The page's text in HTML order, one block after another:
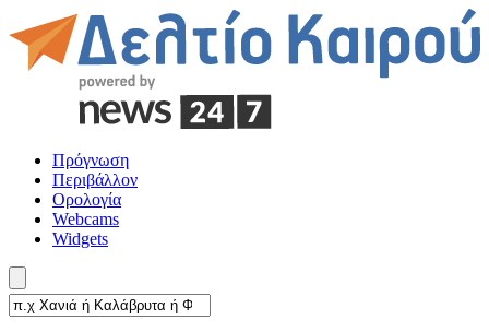
Πρόγνωση
Περιβάλλον
Ορολογία
Webcams
Widgets